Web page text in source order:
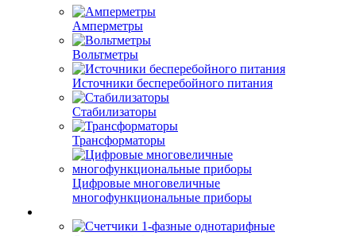
Амперметры
Вольтметры
Источники бесперебойного питания
Стабилизаторы
Трансформаторы
Цифровые многовеличные
многофункциональные приборы